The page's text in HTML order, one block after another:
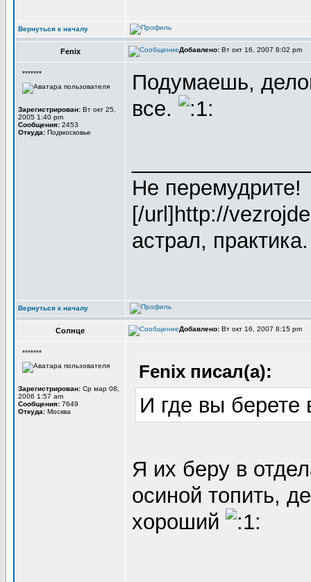
Вернуться к началу
Fenix Добавлено: Вт окт 16, 2007 8:02 pm
*******
Зарегистрирован: Вт окт 25,
2005 1:40 pm
Сообщения: 2453
Откуда: Подмосковье
Подумаешь,
все.
Не перемудрите!
[/url]http://
астрал, практика.
Вернуться к началу
Солнце Добавлено: Вт окт 16, 2007 8:15 pm
*******
Зарегистрирован: Ср мар 08,
2006 1:57 am
Сообщения: 7649
Откуда: Москва
Fenix писал(а):
И где вы берете
Я их беру в
осиной топить,
хороший